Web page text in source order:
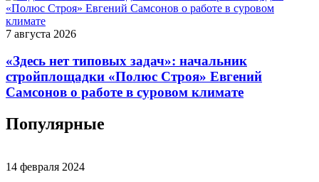
7 августа 2026
«Здесь нет типовых задач»: начальник
стройплощадки «Полюс Строя» Евгений
Самсонов о работе в суровом климате
Популярные
14 февраля 2024